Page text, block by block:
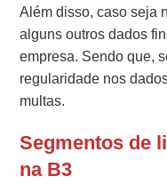
Além disso, caso seja
alguns outros dados
empresa. Sendo que,
regularidade nos
multas.
Segmentos de
na B3